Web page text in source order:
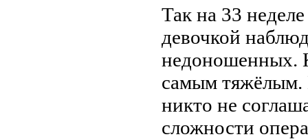
Так на 33
девочкой
недоношенных.
самым тяжёлым.
никто не
сложности